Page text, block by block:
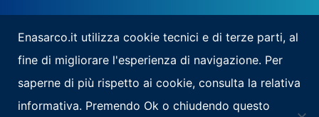
Scarica la nostra app per mobile
Enasarco.it utilizza cookie tecnici e di terze parti, al
fine di migliorare l'esperienza di navigazione. Per
saperne di più rispetto ai cookie, consulta la relativa
informativa. Premendo Ok o chiudendo questo